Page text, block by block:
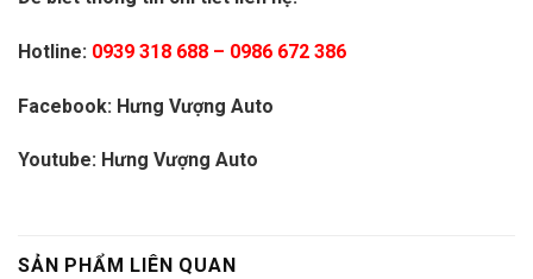
Hotline: 0939 318 688 – 0986 672 386
Facebook: Hưng Vượng Auto
Youtube: Hưng Vượng Auto
SẢN PHẨM LIÊN QUAN